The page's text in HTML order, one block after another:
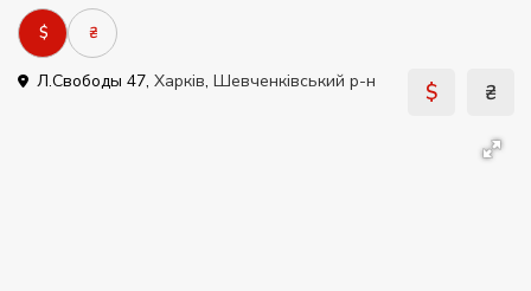
$ ₴
Л.Свободы 47, Харків, Шевченківський р-н $ ₴